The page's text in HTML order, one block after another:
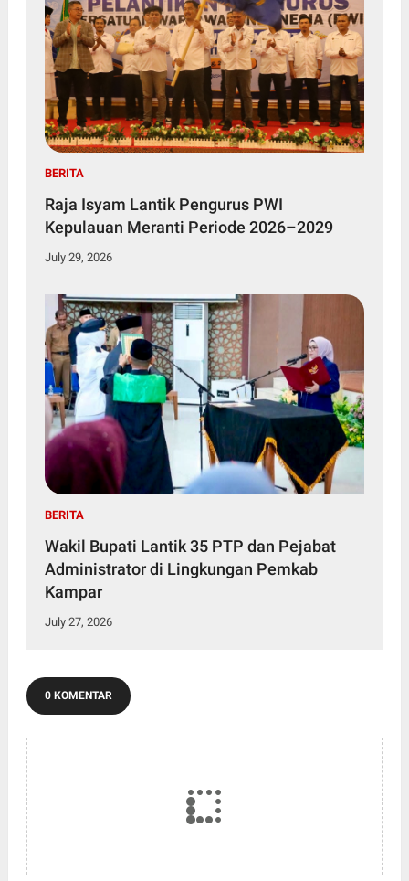
BERITA
Raja Isyam Lantik Pengurus PWI
Kepulauan Meranti Periode 2026–2029
July 29, 2026
BERITA
Wakil Bupati Lantik 35 PTP dan Pejabat
Administrator di Lingkungan Pemkab
Kampar
July 27, 2026
0 KOMENTAR